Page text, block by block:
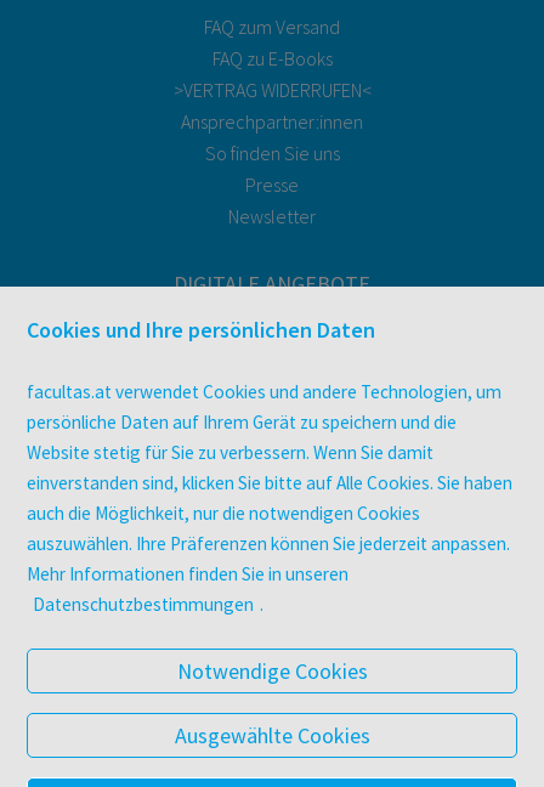
FAQ zum Versand
FAQ zu E-Books
>VERTRAG WIDERRUFEN<
Ansprechpartner:innen
So finden Sie uns
Presse
Newsletter
DIGITALE ANGEBOTE
Überblick
utb elibrary
E-Books
facultas Club
UNTERNEHMEN
Über facultas
Arbeiten bei facultas
Datenschutz & Cookies
AGB
Barrierefreiheit
Cookies und Ihre persönlichen Daten
facultas.at verwendet Cookies und andere Technologien, um
persönliche Daten auf Ihrem Gerät zu speichern und die
Website stetig für Sie zu verbessern. Wenn Sie damit
einverstanden sind, klicken Sie bitte auf Alle Cookies. Sie haben
auch die Möglichkeit, nur die notwendigen Cookies
auszuwählen. Ihre Präferenzen können Sie jederzeit anpassen.
Mehr Informationen finden Sie in unseren
Datenschutzbestimmungen .
Notwendige Cookies
Ausgewählte Cookies